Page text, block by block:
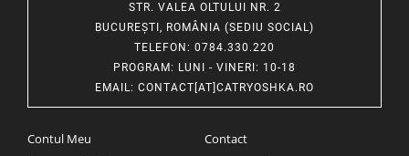
STR. VALEA OLTULUI NR. 2
BUCUREȘTI, ROMÂNIA (SEDIU SOCIAL)
TELEFON : 0784.330.220
PROGRAM: LUNI - VINERI: 10-18
EMAIL: CONTACT[AT]CATRYOSHKA.RO
Contul Meu
Contact